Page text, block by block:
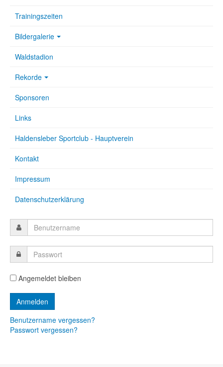
Trainingszeiten
Bildergalerie
Waldstadion
Rekorde
Sponsoren
Links
Haldensleber Sportclub - Hauptverein
Kontakt
Impressum
Datenschutzerklärung
Angemeldet bleiben
Benutzername vergessen?
Passwort vergessen?